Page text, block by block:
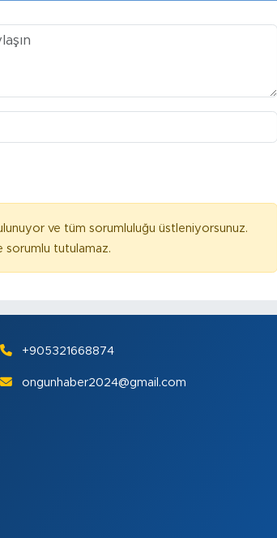
ve tüm sorumluluğu üstleniyorsunuz.
sorumlu tutulamaz.
+905321668874
ongunhaber2024@gmail.com